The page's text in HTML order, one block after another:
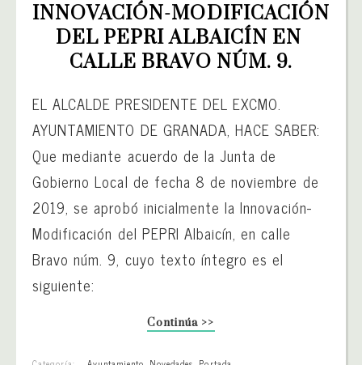
INNOVACIÓN-MODIFICACIÓN
DEL PEPRI ALBAICÍN EN
CALLE BRAVO NÚM. 9.
EL ALCALDE PRESIDENTE DEL EXCMO.
AYUNTAMIENTO DE GRANADA, HACE SABER:
Que mediante acuerdo de la Junta de
Gobierno Local de fecha 8 de noviembre de
2019, se aprobó inicialmente la Innovación-
Modificación del PEPRI Albaicín, en calle
Bravo núm. 9, cuyo texto íntegro es el
siguiente:
Continúa >>